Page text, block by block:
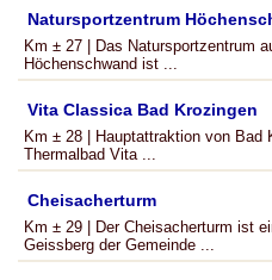
Natursportzentrum
Km ± 27 | Das Natursportzentrum
Höchenschwand ist ...
Vita Classica Bad Krozingen
Km ± 28 | Hauptattraktion von Bad
Thermalbad Vita ...
Cheisacherturm
Km ± 29 | Der Cheisacherturm ist
Geissberg der Gemeinde ...